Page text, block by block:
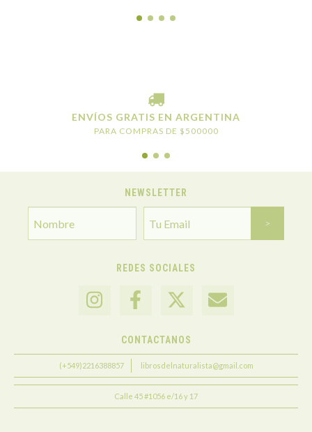
ENVÍOS GRATIS EN ARGENTINA
PARA COMPRAS DE $500000
NEWSLETTER
REDES SOCIALES
CONTACTANOS
(+549)2216388857 librosdelnaturalista@gmail.com
Calle 45 #1056 e/16 y 17